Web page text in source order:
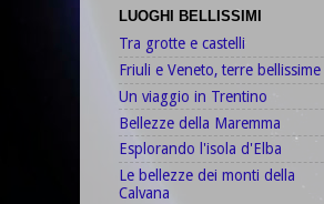
LUOGHI BELLISSIMI
Tra grotte e castelli
Friuli e Veneto, terre bellissime
Un viaggio in Trentino
Bellezze della Maremma
Esplorando l'isola d'Elba
Le bellezze dei monti della
Calvana